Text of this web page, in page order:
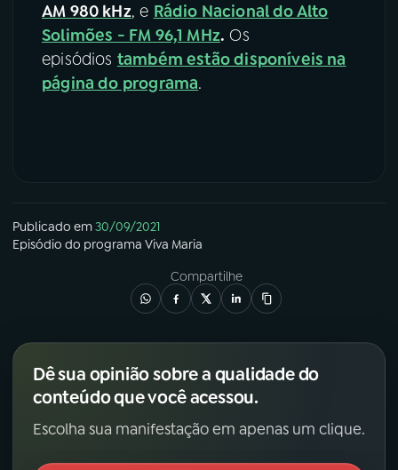
AM 980 kHz, e Rádio Nacional do Alto
Solimões - FM 96,1 MHz. Os
episódios também estão disponíveis na
página do programa.
Publicado em30/09/2021
Episódio do programa Viva Maria
Compartilhe
Dê sua opinião sobre a qualidade do
conteúdo que você acessou.
Escolha sua manifestação em apenas um clique.